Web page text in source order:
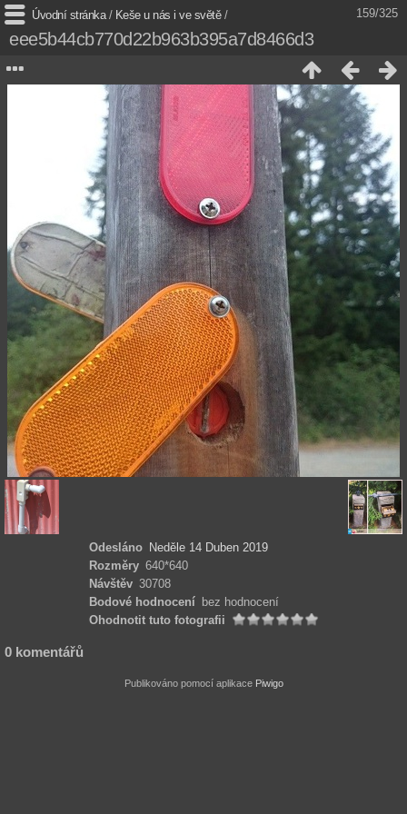
159/325
Úvodní stránka/ Keše u nás i ve světě/
eee5b44cb770d22b963b395a7d8466d3
Odesláno Neděle 14 Duben 2019
Rozměry 640*640
Návštěv 30708
Bodové hodnocení
bez hodnocení
Ohodnotit tuto fotografii
0 komentářů
Publikováno pomocí aplikace Piwigo